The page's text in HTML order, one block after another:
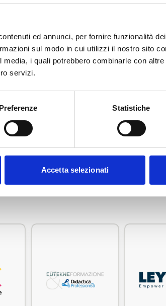
ed annunci, per fornire funzionalità
sul modo in cui utilizzi il nostro sito
i quali potrebbero combinarle con
servizi.
Preferenze Statistiche
Accetta selezionati
Tre Venezie?